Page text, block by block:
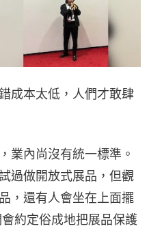
成本太低，人們才敢肆
業內尚沒有統一標準。
過做開放式展品，但觀
，還有人會坐在上面擺
約定俗成地把展品保護